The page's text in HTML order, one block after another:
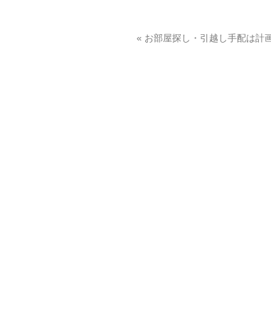
« お部屋探し・引越し手配は計